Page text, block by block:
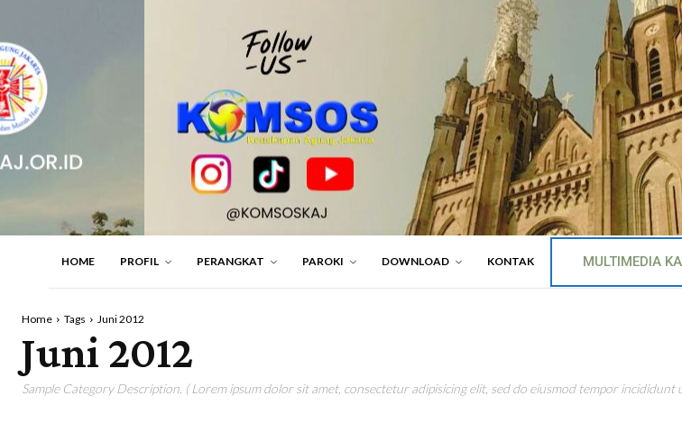
HOME PROFIL PERANGKAT PAROKI DOWNLOAD KONTAK MULTIMEDIA
Home Tags Juni 2012
Juni 2012
Sample Category Description. ( Lorem ipsum dolor sit amet, consectetur adipisicing elit, sed do eiusmod tempor incididunt